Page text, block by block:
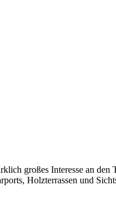
großes Interesse an den
Holzterrassen und